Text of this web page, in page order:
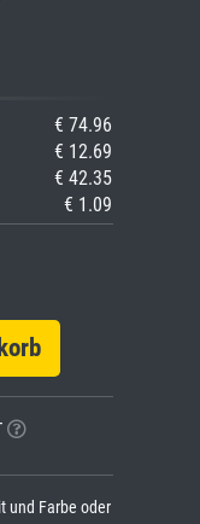
€ 74.96
€ 12.69
€ 42.35
€ 1.09
und Farbe oder